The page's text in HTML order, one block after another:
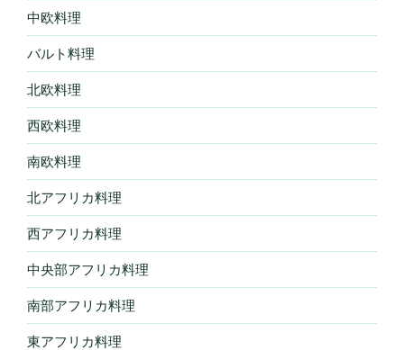
中欧料理
バルト料理
北欧料理
西欧料理
南欧料理
北アフリカ料理
西アフリカ料理
中央部アフリカ料理
南部アフリカ料理
東アフリカ料理